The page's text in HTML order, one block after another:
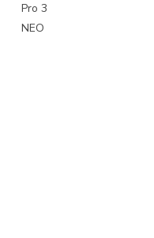
Pro 3
NEO